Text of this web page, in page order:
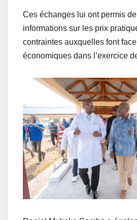
Ces échanges lui ont permis
informations sur les prix
contraintes auxquelles font
économiques dans l’exercice